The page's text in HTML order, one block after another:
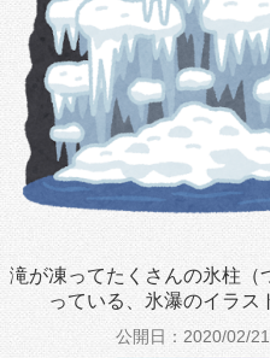
滝が凍ってたくさんの氷柱（
っている、氷瀑のイラス
公開日：2020/02/21